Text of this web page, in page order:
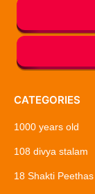
CATEGORIES
1000 years old
108 divya stalam
18 Shakti Peethas